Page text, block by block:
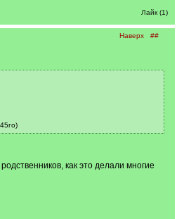
Лайк (1)
Наверх ##
как это делали многие